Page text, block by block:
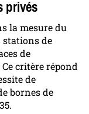
privés
la mesure du
stations de
de
critère répond
de
bornes de